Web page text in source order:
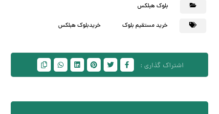
بلوک هبلکس
خرید مستقیم بلوک خریدبلوک هبلکس